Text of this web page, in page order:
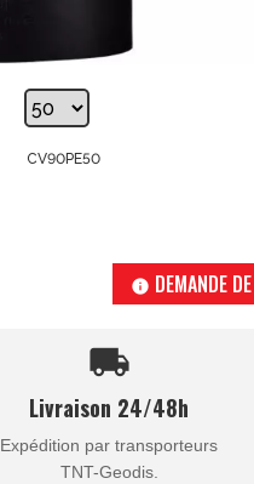
CV90PE50
info DEMANDE
local_shipping
Livraison 24/48h
Expédition par transporteurs
TNT-Geodis.